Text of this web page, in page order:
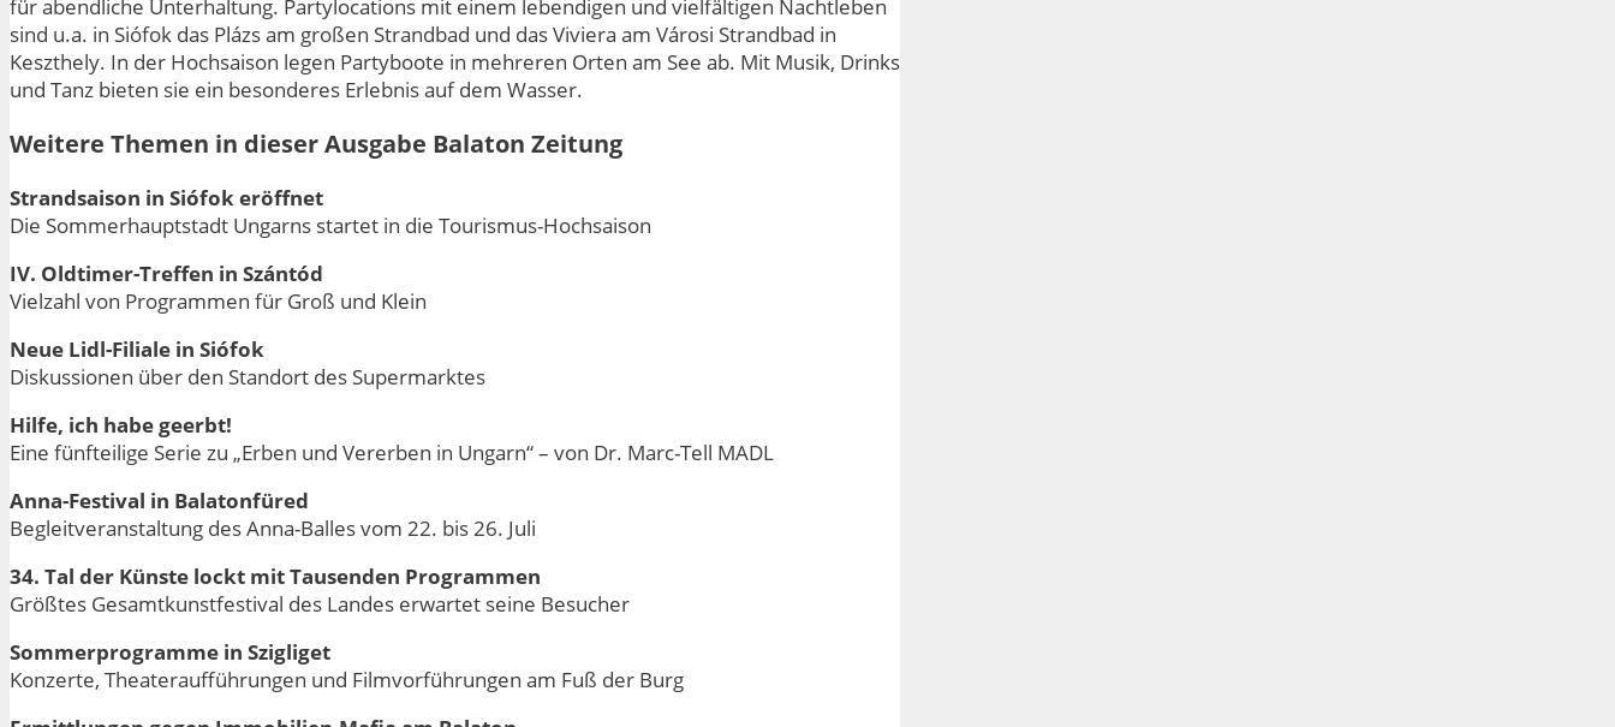
für abendliche Unterhaltung. Partylocations mit einem lebendigen und vielfältigen Nachtleben
sind u.a. in Siófok das Plázs am großen Strandbad und das Viviera am Városi Strandbad in
Keszthely. In der Hochsaison legen Partyboote in mehreren Orten am See ab. Mit Musik, Drinks
und Tanz bieten sie ein besonderes Erlebnis auf dem Wasser.
Weitere Themen in dieser Ausgabe Balaton Zeitung
Strandsaison in Siófok eröffnet
Die Sommerhauptstadt Ungarns startet in die Tourismus-Hochsaison
IV. Oldtimer-Treffen in Szántód
Vielzahl von Programmen für Groß und Klein
Neue Lidl-Filiale in Siófok
Diskussionen über den Standort des Supermarktes
Hilfe, ich habe geerbt!
Eine fünfteilige Serie zu „Erben und Vererben in Ungarn“ – von Dr. Marc-Tell MADL
Anna-Festival in Balatonfüred
Begleitveranstaltung des Anna-Balles vom 22. bis 26. Juli
34. Tal der Künste lockt mit Tausenden Programmen
Größtes Gesamtkunstfestival des Landes erwartet seine Besucher
Sommerprogramme in Szigliget
Konzerte, Theateraufführungen und Filmvorführungen am Fuß der Burg